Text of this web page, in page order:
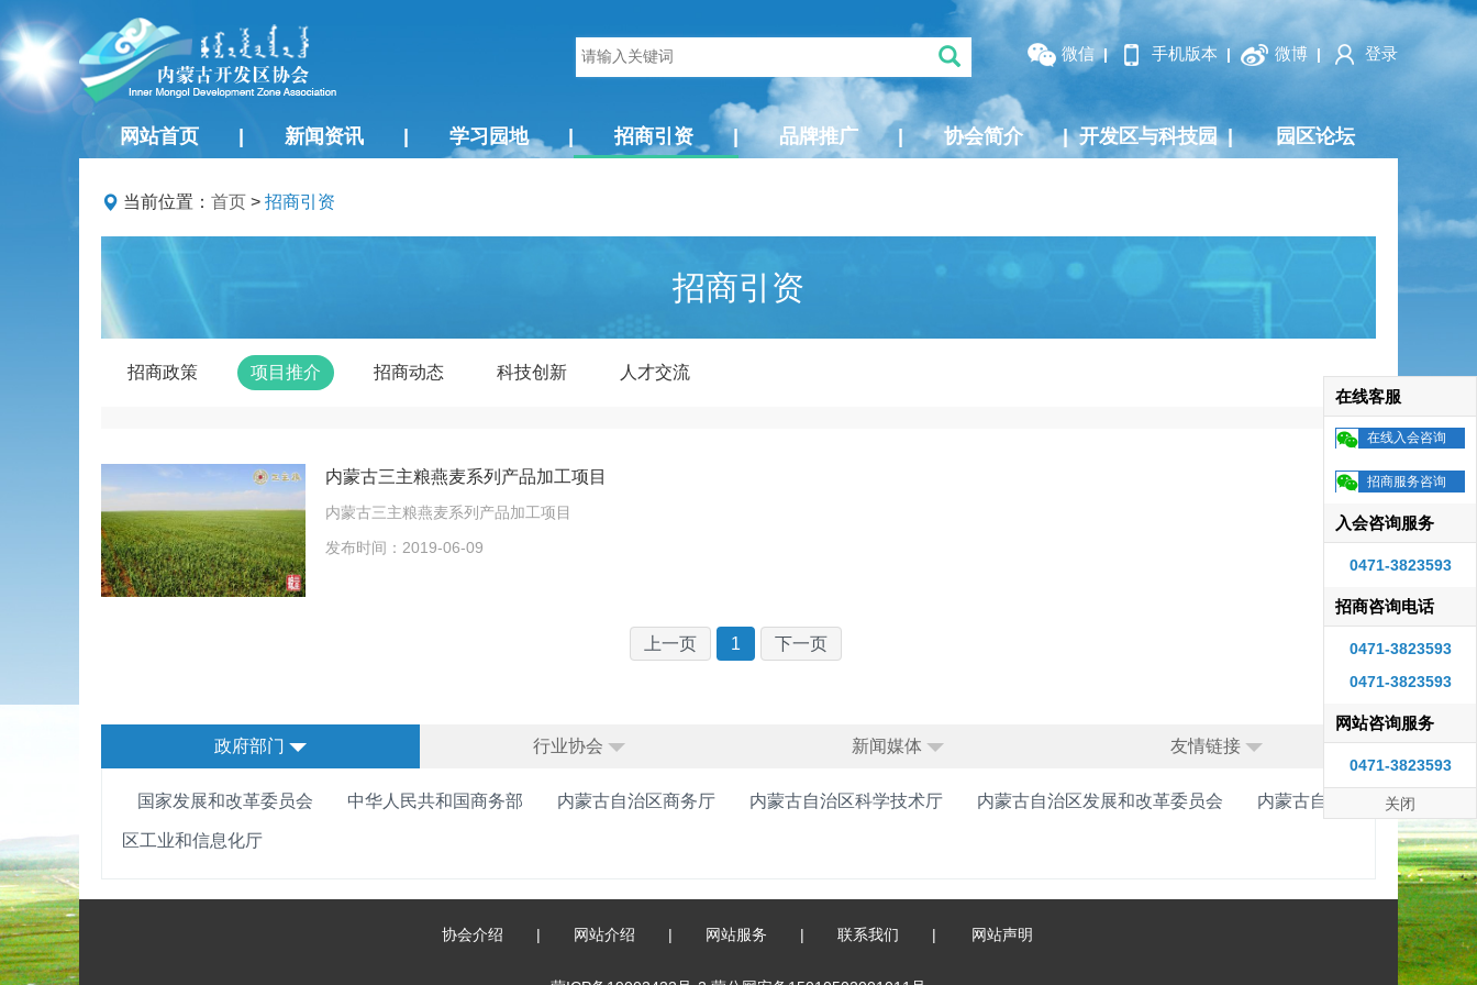
微信 | 手机版本 | 微博 | 登录
网站首页 新闻资讯 学习园地 招商引资 品牌推广 协会简介 | 开发区与科技园 | 园区论坛
在线客服
在线入会咨询
招商服务咨询
入会咨询服务
0471-3823593
招商咨询电话
0471-3823593
0471-3823593
网站咨询服务
0471-3823593
关闭
当前位置： 首页 > 招商引资
招商引资
招商政策 项目推介 招商动态 科技创新 人才交流
内蒙古三主粮燕麦系列产品加工项目
内蒙古三主粮燕麦系列产品加工项目
发布时间：2019-06-09
上一页 1 下一页
政府部门 行业协会 新闻媒体 友情链接
国家发展和改革委员会 中华人民共和国商务部 内蒙古自治区商务厅 内蒙古自治区科学技术厅 内蒙古自治区发展和改革委员会 内蒙古自治
区工业和信息化厅
协会介绍 | 网站介绍 | 网站服务 | 联系我们 | 网站声明